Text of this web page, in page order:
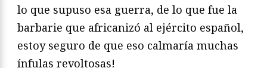
lo que supuso esa guerra, de lo que fue la
barbarie que africanizó al ejército español,
estoy seguro de que eso calmaría muchas
ínfulas revoltosas!